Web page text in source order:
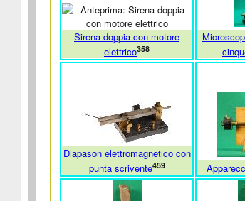
Sirena doppia con motore
elettrico358
Diapason elettromagnetico con
punta scrivente459